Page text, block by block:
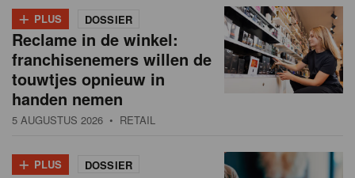
+ PLUS DOSSIER
Reclame in de winkel:
franchisenemers willen de
touwtjes opnieuw in
handen nemen
5 AUGUSTUS 2026 • RETAIL
+ PLUS DOSSIER